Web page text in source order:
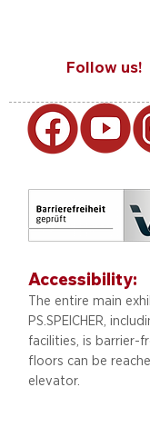
Follow us!
Accessibility:
The entire main
PS.SPEICHER,
facilities, is barrier-
floors can be
elevator.